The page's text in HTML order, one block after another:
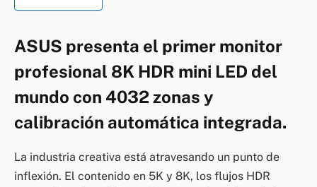
ASUS presenta el primer monitor
profesional 8K HDR mini LED del
mundo con 4032 zonas y
calibración automática integrada.
La industria creativa está atravesando un punto de
inflexión. El contenido en 5K y 8K, los flujos HDR